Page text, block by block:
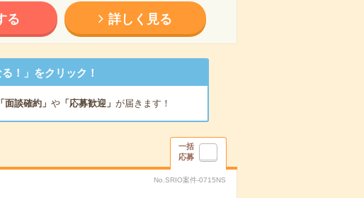
る 詳しく見る
！」をクリック！
「面談確約」 や「応募歓迎」 が届きます！
一括
応募
No.SRIO案件-0715NS